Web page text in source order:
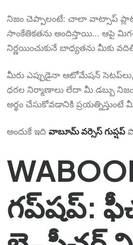
నిజం చెప్పాలంటే: చాలా వాట్సాప్
సాంకేతికతను అందిస్తాయి… ఆపై
నిర్ణయించుకునే బాధ్యతను మీకు
మీరు ఎప్పుడైనా ఆటోమేషన్ సెటప్‌లు,
ధరల నిర్మాణాలు లేదా మీ డబ్బు
అర్థం చేసుకోవడానికి ప్రయత్నిస్తుంటే
అందుకే ఇది వాబూమ్ వర్సెస్ గుప్షప్
గప్‌షప్: